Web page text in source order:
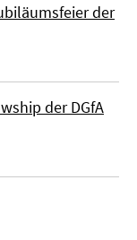
der
der DGfA